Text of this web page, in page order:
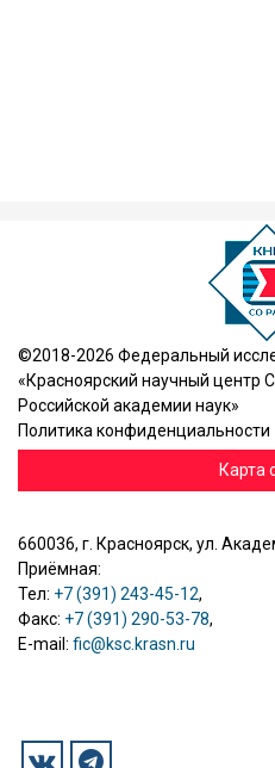
©2018-2026 Федеральный
«Красноярский научный центр
Российской академии наук»
Политика конфиденциальности
Карта
660036, г. Красноярск, ул.
Приёмная:
Тел: +7 (391) 243-45-12,
Факс: +7 (391) 290-53-78,
E-mail: fic@ksc.krasn.ru